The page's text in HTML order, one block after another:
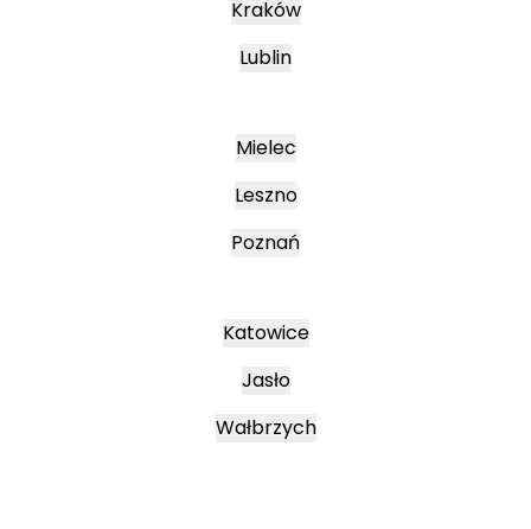
Kraków
Lublin
Mielec
Leszno
Poznań
Katowice
Jasło
Wałbrzych